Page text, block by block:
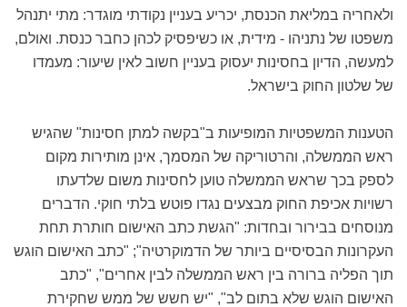
ולאחריה במליאת הכנסת, יכריע בעניין נקודתי מוגדר: מתי יתנהל
משפטו של נתניהו - מידית, או כשיפסיק לכהן כחבר כנסת. ואולם,
למעשה, הדיון בחסינות יעסוק בעניין חשוב לאין שיעור: מעמדו
של שלטון החוק בישראל.
הטענות המשפטיות המופיעות ב"בקשה למתן חסינות" שהגיש
ראש הממשלה, והרטוריקה של המסמך, אינן מותירות מקום
לספק בכך שראש הממשלה טוען לחסינות משום שלדעתו
רשויות אכיפת החוק מבצעים נגדו פוטש בלתי חוקי. הדברים
מנוסחים בבירור ובחדות: "הגשת כתב האישום חותרת תחת
העקרונות הבסיסיים ביותר של הדמוקרטיה"; "כתב האישום הוגש
תוך הפליה ברורה בין ראש הממשלה לבין אחרים", "כתב
האישום הוגש שלא בתום לב", "יש חשש של ממש שחקירת